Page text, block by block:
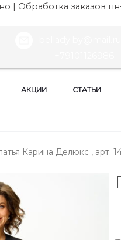
| Обработка заказов
АКЦИИ СТАТЬИ
Карина Делюкс , арт: